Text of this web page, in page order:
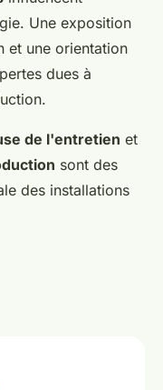
Une exposition
et une orientation
dues à
de l'entretien et
sont des
des installations